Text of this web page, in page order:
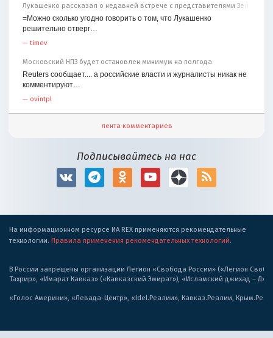
Лукашенко рассказал о недавней встрече с представителями
=Можно сколько угодно говорить о том, что Лукашенко
решительно отверг…
—timev
Московский НПЗ будет остановлен минимум на полгода
Reuters сообщает.... а российские власти и журналисты никак не
комментируют…
— ovintpl
лента комментариев
Подписывайтесь на нас
На информационном ресурсе ИА REX применяются рекомендательные
технологии. Правила применения рекомендательных технологий.
В России запрещены организации Легион «Свобода России» («Легион
Тахрир», «Имарат Кавказ» («Кавказский Эмират»), «Исламский джихад –
«Голос Америки», «Левада-Центр», «Idel.Реалии», Кавказ.Реалии,